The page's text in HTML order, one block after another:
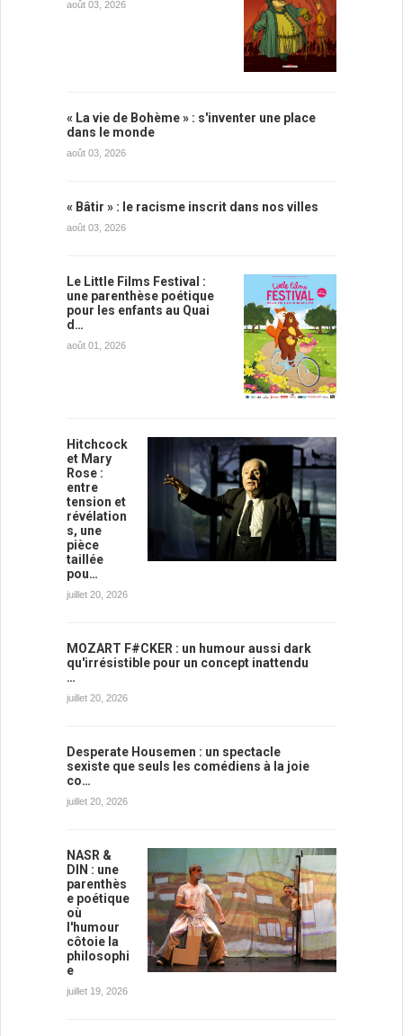
août 03, 2026
« La vie de Bohème » : s'inventer une place
dans le monde
août 03, 2026
« Bâtir » : le racisme inscrit dans nos villes
août 03, 2026
Le Little Films Festival :
une parenthèse poétique
pour les enfants au Quai
d…
août 01, 2026
Hitchcock
et Mary
Rose :
entre
tension et
révélation
s, une
pièce
taillée
pou…
juillet 20, 2026
MOZART F#CKER : un humour aussi dark
qu'irrésistible pour un concept inattendu
…
juillet 20, 2026
Desperate Housemen : un spectacle
sexiste que seuls les comédiens à la joie
co…
juillet 20, 2026
NASR &
DIN : une
parenthès
e poétique
où
l'humour
côtoie la
philosophi
e
juillet 19, 2026